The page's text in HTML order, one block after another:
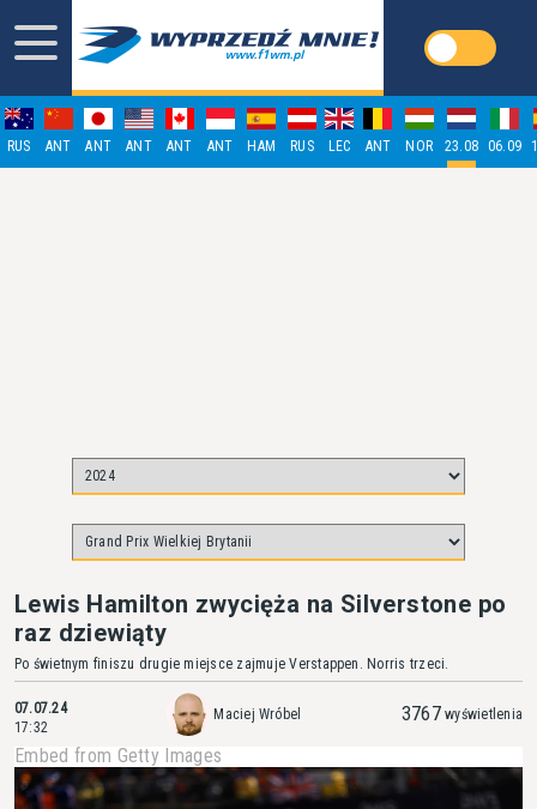
RUS ANT ANT ANT ANT ANT HAM RUS LEC ANT NOR 23.08 06.09
Lewis Hamilton zwycięża na Silverstone po
raz dziewiąty
Po świetnym finiszu drugie miejsce zajmuje Verstappen. Norris trzeci.
07.07.24
17:32
Maciej Wróbel 3767 wyświetlenia
Embed from Getty Images